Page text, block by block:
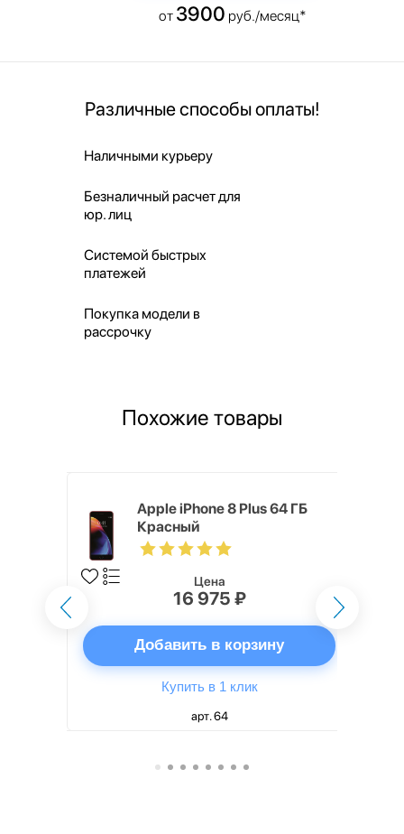
от 3900 руб./месяц*
Различные способы оплаты!
Наличными курьеру
Безналичный расчет для
юр. лиц
Системой быстрых
платежей
Покупка модели в
рассрочку
Похожие товары
Apple iPhone 8 Plus 64 ГБ
Красный
Цена
16 975 ₽
Добавить в корзину
Купить в 1 клик
арт. 64